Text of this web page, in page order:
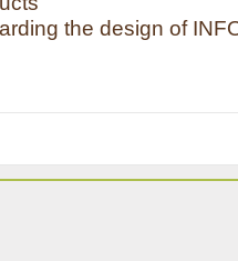
the design of